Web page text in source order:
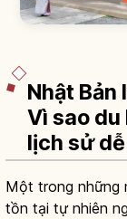
Nhật
Vì sao du
lịch sử
Một trong những
tồn tại tự nhiên